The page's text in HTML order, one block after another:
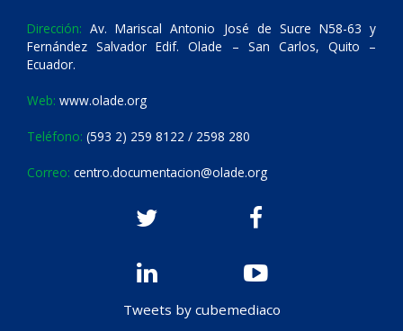
Dirección: Av. Mariscal Antonio José de Sucre N58-63 y
Fernández Salvador Edif. Olade – San Carlos, Quito –
Ecuador.
Web: www.olade.org
Teléfono: (593 2) 259 8122 / 2598 280
Correo: centro.documentacion@olade.org
Tweets by cubemediaco